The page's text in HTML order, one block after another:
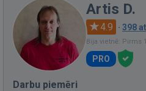
Artis D.
4.9 · 398
Bija vietnē: Pirms
PRO
Darbu piemēri